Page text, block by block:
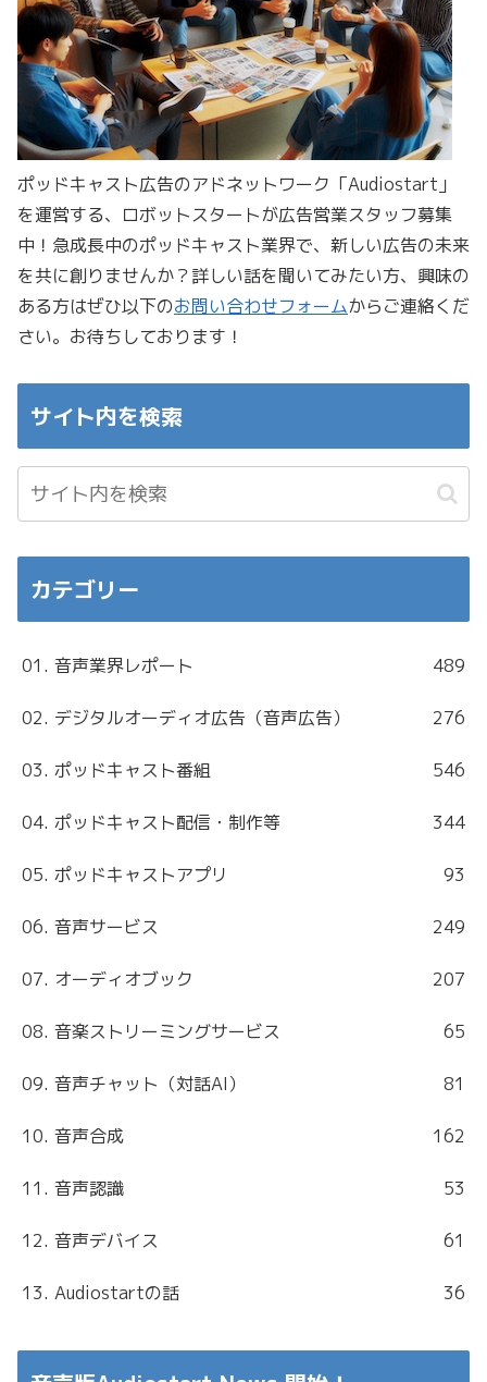
ポッドキャスト広告のアドネットワーク「Audiostart」
を運営する、ロボットスタートが広告営業スタッフ募集
中！急成長中のポッドキャスト業界で、新しい広告の未来
を共に創りませんか？詳しい話を聞いてみたい方、興味の
ある方はぜひ以下のお問い合わせフォームからご連絡くだ
さい。お待ちしております！
サイト内を検索
カテゴリー
01. 音声業界レポート 489
02. デジタルオーディオ広告（音声広告） 276
03. ポッドキャスト番組 546
04. ポッドキャスト配信・制作等 344
05. ポッドキャストアプリ 93
06. 音声サービス 249
07. オーディオブック 207
08. 音楽ストリーミングサービス 65
09. 音声チャット（対話AI） 81
10. 音声合成 162
11. 音声認識 53
12. 音声デバイス 61
13. Audiostartの話 36